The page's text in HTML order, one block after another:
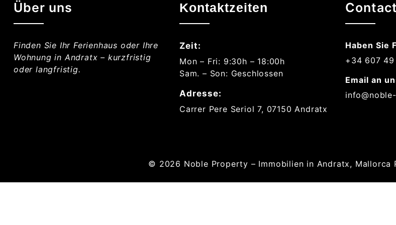
Über uns
Finden Sie Ihr Ferienhaus oder Ihre
Wohnung in Andratx – kurzfristig
oder langfristig.
Kontaktzeiten
Zeit:
Mon – Fri: 9:30h – 18:00h
Sam. – Son: Geschlossen
Adresse:
Carrer Pere Seriol 7, 07150 Andratx
Haben Sie
+34 607
Email an
© 2026 Noble Property – Immobilien in Andratx, Mallorca